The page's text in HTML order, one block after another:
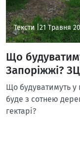
Тексти |21 Травня
Що
Запоріжжі?
Що будуватимуть у
буде з сотнею
гектарі?